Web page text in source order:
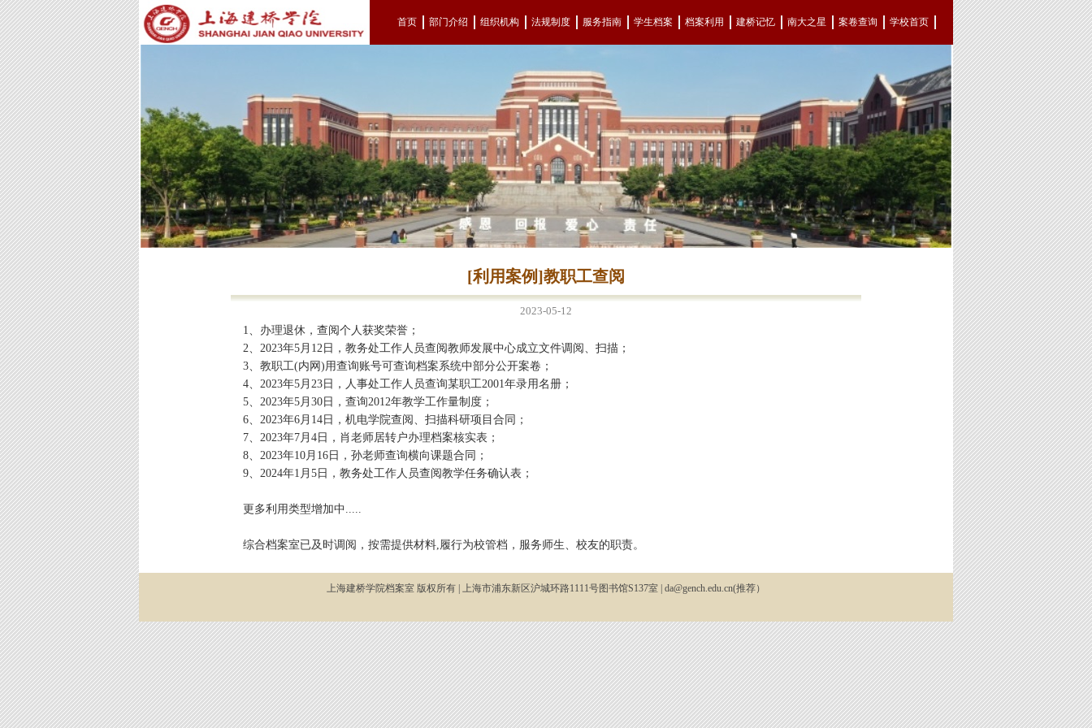
首页 部门介绍 组织机构 法规制度 服务指南 学生档案 档案利用 建桥记忆 南大之星 案卷查询 学校首页
[利用案例]教职工查阅
2023-05-12
1、办理退休，查阅个人获奖荣誉；
2、2023年5月12日，教务处工作人员查阅教师发展中心成立文件调阅、扫描；
3、教职工(内网)用查询账号可查询档案系统中部分公开案卷；
4、2023年5月23日，人事处工作人员查询某职工2001年录用名册；
5、2023年5月30日，查询2012年教学工作量制度；
6、2023年6月14日，机电学院查阅、扫描科研项目合同；
7、2023年7月4日，肖老师居转户办理档案核实表；
8、2023年10月16日，孙老师查询横向课题合同；
9、2024年1月5日，教务处工作人员查阅教学任务确认表；
更多利用类型增加中.....
综合档案室已及时调阅，按需提供材料,履行为校管档，服务师生、校友的职责。
上海建桥学院档案室 版权所有 | 上海市浦东新区沪城环路1111号图书馆S137室 | da@gench.edu.cn(推荐）